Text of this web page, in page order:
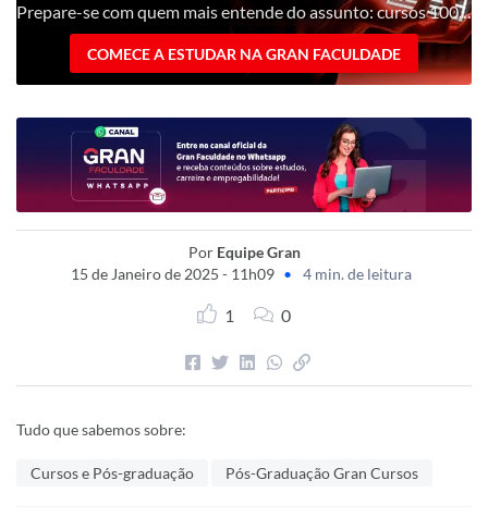
Prepare-se com quem mais entende do assunto: cursos 100% digitais com nota máxima no MEC!
COMECE A ESTUDAR NA GRAN FACULDADE
Por Equipe Gran
15 de Janeiro de 2025 - 11h09 • 4 min. de leitura
1 0
Tudo que sabemos sobre:
Cursos e Pós-graduação Pós-Graduação Gran Cursos